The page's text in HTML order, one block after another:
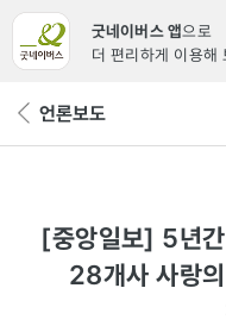
굿네이버스 앱으로
더 편리하게 이용해
뒤 언론보도
[중앙일보] 5년
28개사 사랑